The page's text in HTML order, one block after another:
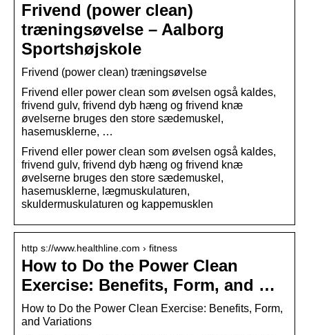
Frivend (power clean)
træningsøvelse – Aalborg
Sportshøjskole
Frivend (power clean) træningsøvelse
Frivend eller power clean som øvelsen også kaldes,
frivend gulv, frivend dyb hæng og frivend knæ
øvelserne bruges den store sædemuskel,
hasemusklerne, …
Frivend eller power clean som øvelsen også kaldes,
frivend gulv, frivend dyb hæng og frivend knæ
øvelserne bruges den store sædemuskel,
hasemusklerne, lægmuskulaturen,
skuldermuskulaturen og kappemusklen
http s://www.healthline.com › fitness
How to Do the Power Clean
Exercise: Benefits, Form, and …
How to Do the Power Clean Exercise: Benefits, Form,
and Variations